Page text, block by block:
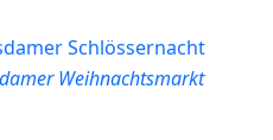
Schlössernacht
Weihnachtsmarkt